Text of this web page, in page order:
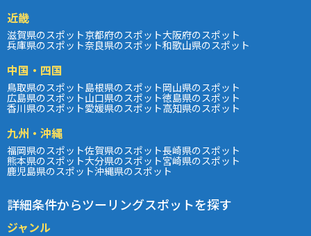
近畿
滋賀県のスポット京都府のスポット大阪府のスポット
兵庫県のスポット奈良県のスポット和歌山県のスポット
中国・四国
鳥取県のスポット島根県のスポット岡山県のスポット
広島県のスポット山口県のスポット徳島県のスポット
香川県のスポット愛媛県のスポット高知県のスポット
九州・沖縄
福岡県のスポット佐賀県のスポット長崎県のスポット
熊本県のスポット大分県のスポット宮崎県のスポット
鹿児島県のスポット沖縄県のスポット
詳細条件からツーリングスポットを探す
ジャンル